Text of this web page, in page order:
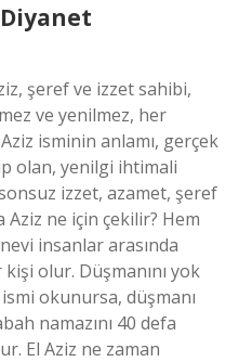
şeref ve izzet sahibi,
ve yenilmez, her
isminin anlamı, gerçek
olan, yenilgi ihtimali
izzet, azamet, şeref
Aziz ne için çekilir? Hem
insanlar arasında
olur. Düşmanını yok
okunursa, düşmanı
namazını 40 defa
El Aziz ne zaman